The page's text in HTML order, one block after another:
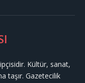
Kültür, sanat,
taşır. Gazetecilik